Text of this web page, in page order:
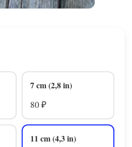
7 cm (2,8 in)
80 ₽
11 cm (4,3 in)